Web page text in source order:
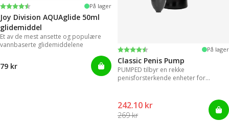
Karakter:
4.2 av 5 mulige På lager
Joy Division AQUAglide 50ml
glidemiddel
Et av de mest ansette og populære
vannbaserte glidemiddelene
79 kr
Karakter:
4.3 av 5 mulige På lager
Classic Penis Pump
PUMPED tilbyr en rekke
penisforsterkende enheter for
242.10 kr
269 kr